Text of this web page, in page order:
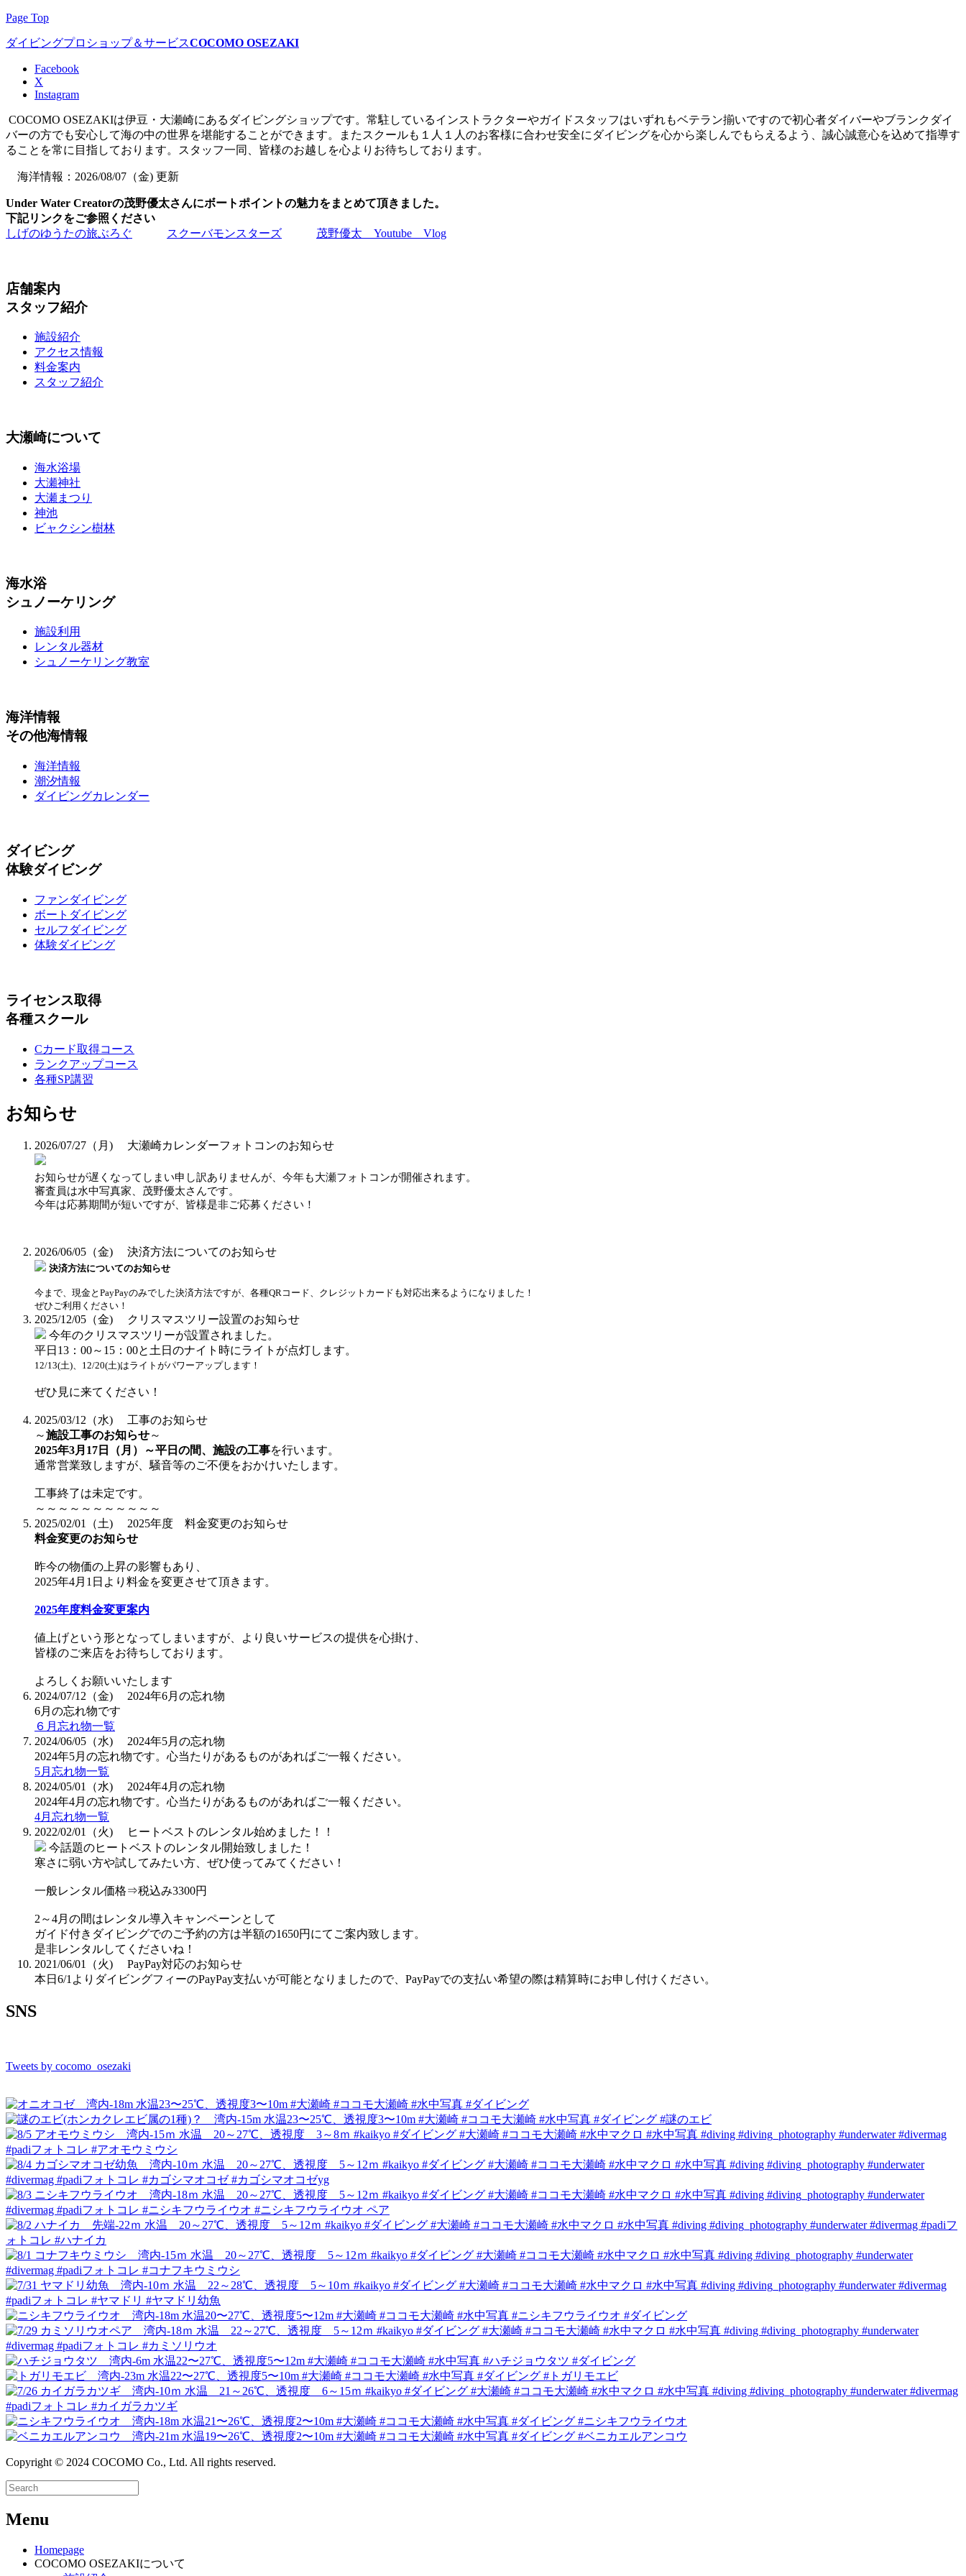
Page Top
ダイビングプロショップ＆サービスCOCOMO OSEZAKI
Facebook
X
Instagram
COCOMO OSEZAKIは伊豆・大瀬崎にあるダイビングショップです。常駐しているインストラクターやガイドスタッフはいずれもベテラン揃いですので初心者ダイバーやブランクダイ
バーの方でも安心して海の中の世界を堪能することができます。またスクールも１人１人のお客様に合わせ安全にダイビングを心から楽しんでもらえるよう、誠心誠意心を込めて指導す
ることを常に目指しております。スタッフ一同、皆様のお越しを心よりお待ちしております。
海洋情報：2026/08/07（金) 更新
Under Water Creatorの茂野優太さんにボートポイントの魅力をまとめて頂きました。
下記リンクをご参照ください
しげのゆうたの旅ぶろぐ
スクーバモンスターズ 茂野優太 Youtube Vlog
店舗案内
スタッフ紹介
施設紹介
アクセス情報
料金案内
スタッフ紹介
大瀬崎について
海水浴場
大瀬神社
大瀬まつり
神池
ビャクシン樹林
海水浴
シュノーケリング
施設利用
レンタル器材
シュノーケリング教室
海洋情報
その他海情報
海洋情報
潮汐情報
ダイビングカレンダー
ダイビング
体験ダイビング
ファンダイビング
ボートダイビング
セルフダイビング
体験ダイビング
ライセンス取得
各種スクール
Cカード取得コース
ランクアップコース
各種SP講習
お知らせ
2026/07/27（月) 大瀬崎カレンダーフォトコンのお知らせ
お知らせが遅くなってしまい申し訳ありませんが、今年も大瀬フォトコンが開催されます。
審査員は水中写真家、茂野優太さんです。
今年は応募期間が短いですが、皆様是非ご応募ください！
2026/06/05（金) 決済方法についてのお知らせ
決済方法についてのお知らせ
今まで、現金とPayPayのみでした決済方法ですが、各種QRコード、クレジットカードも対応出来るようになりました！
ぜひご利用ください！
2025/12/05（金)
クリスマスツリー設置のお知らせ
今年のクリスマスツリーが設置されました。
平日13：00～15：00と土日のナイト時にライトが点灯します。
12/13(土)、12/20(土)はライトがパワーアップします！
ぜひ見に来てください！
2025/03/12（水)
工事のお知らせ
～施設工事のお知らせ～
2025年3月17日（月）～平日の間、施設の工事を行います。
通常営業致しますが、騒音等のご不便をおかけいたします。
工事終了は未定です。
～～～～～～～～～～～
2025/02/01（土)
2025年度 料金変更のお知らせ
料金変更のお知らせ
昨今の物価の上昇の影響もあり、
2025年4月1日より料金を変更させて頂きます。
2025年度料金変更案内
値上げという形となってしまいますが、より良いサービスの提供を心掛け、
皆様のご来店をお待ちしております。
よろしくお願いいたします
2024/07/12（金)
2024年6月の忘れ物
6月の忘れ物です
６月忘れ物一覧
2024/06/05（水)
2024年5月の忘れ物
2024年5月の忘れ物です。心当たりがあるものがあればご一報ください。
5月忘れ物一覧
2024/05/01（水)
2024年4月の忘れ物
2024年4月の忘れ物です。心当たりがあるものがあればご一報ください。
4月忘れ物一覧
2022/02/01（火)
ヒートベストのレンタル始めました！！
今話題のヒートベストのレンタル開始致しました！
寒さに弱い方や試してみたい方、ぜひ使ってみてください！
一般レンタル価格⇒税込み3300円
2～4月の間はレンタル導入キャンペーンとして
ガイド付きダイビングでのご予約の方は半額の1650円にてご案内致します。
是非レンタルしてくださいね！
2021/06/01（火)
PayPay対応のお知らせ
本日6/1よりダイビングフィーのPayPay支払いが可能となりましたので、PayPayでの支払い希望の際は精算時にお申し付けください。
SNS
Tweets by cocomo_osezaki
Copyright © 2024 COCOMO Co., Ltd. All rights reserved.
Menu
Homepage
COCOMO OSEZAKIについて